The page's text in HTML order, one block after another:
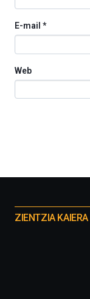
E-mail *
Web
proyectos
ZIENTZIA KAIERA